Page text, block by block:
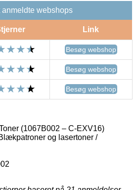
anmeldte webshops
Link
Besøg webshop
Besøg webshop
Besøg webshop
(1067B002 – C-EXV16)
og lasertoner /